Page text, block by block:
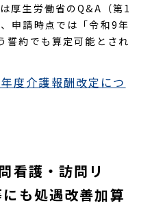
厚生労働省のQ&A（第1
申請時点では「令和9年
誓約でも算定可能とされ
度介護報酬改定につ
看護・訪問リ
も処遇改善加算